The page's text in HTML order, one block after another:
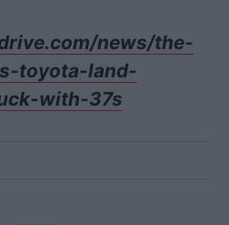
news/the-
toyota-land-
with-37s